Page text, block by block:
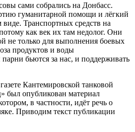
сами собрались на Донбасс.
гуманитарной помощи и лёгкий
Транспортных средств на
как век их там недолог. Они
не только для выполнения боевых
продуктов и воды
бьются за нас, и поддерживать
Кантемировской танковой
был опубликован материал
в частности, идёт речь о
Приводим текст публикации